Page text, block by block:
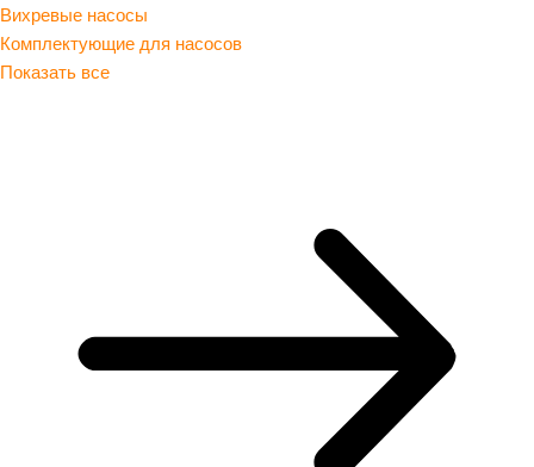
Вихревые насосы
Комплектующие для насосов
Показать все